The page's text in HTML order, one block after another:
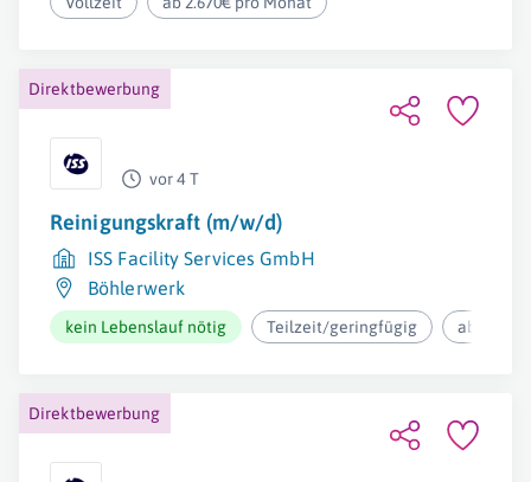
Direktbewerbung
vor 4 T
Reinigungskraft (m/w/d)
ISS Facility Services GmbH
Böhlerwerk
kein Lebenslauf nötig Teilzeit/geringfügig ab
Direktbewerbung